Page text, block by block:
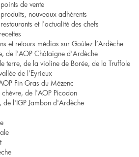
de vente
nouveaux adhérents
et l'actualité des chefs
et retours médias sur Goûtez l’Ardèche
de l'AOP Châtaigne d'Ardèche
terre, de la violine de Borée, de la Truffole
de l'Eyrieux
Fin Gras du Mézenc
de l'AOP Picodon
l'IGP Jambon d'Ardèche